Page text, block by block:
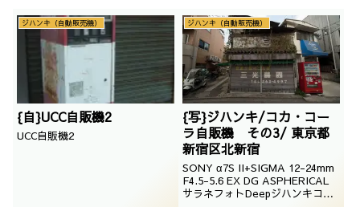
ジハンキ（自動販売機）
{自}UCC自販機2
UCC自販機2
ジハンキ（自動販売機）
{写}ジハンキ/コカ・コー
ラ自販機 その3/ 東京都
新宿区北新宿
SONY α7S II+SIGMA 12-24mm
F4.5-5.6 EX DG ASPHERICAL
サラネフォトDeepジハンキコ